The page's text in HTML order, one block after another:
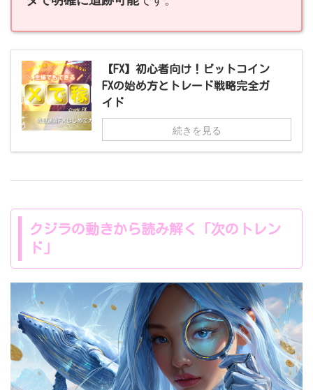
【FX】初心者向け！ビットコイン
FXの始め方とトレード戦略完全ガ
イド
続きを見る
クジラの動きから読み解く「次のトレン
ド」